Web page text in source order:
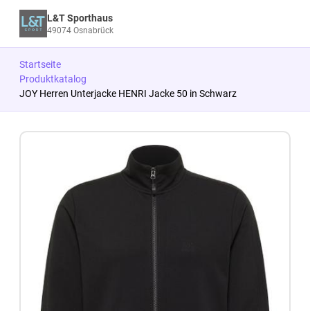
L&T Sporthaus
49074 Osnabrück
Startseite
Produktkatalog
JOY Herren Unterjacke HENRI Jacke 50 in Schwarz